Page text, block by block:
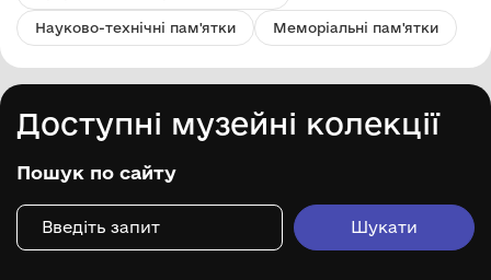
Науково-технічні пам'ятки Меморіальні пам'ятки
Доступні музейні колекції
Пошук по сайту